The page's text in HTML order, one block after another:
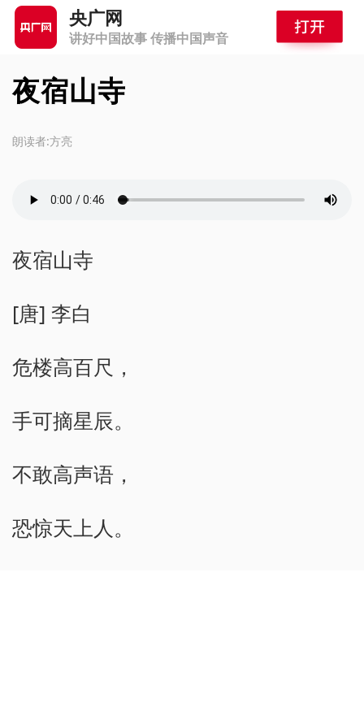
央广网
讲好中国故事 传播中国声音
夜宿山寺
朗读者:方亮
夜宿山寺
[唐] 李白
危楼高百尺，
手可摘星辰。
不敢高声语，
恐惊天上人。